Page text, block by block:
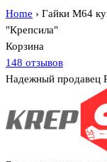
Home › Гайки М64
"Крепсила"
Корзина
148 отзывов
Надежный продавец